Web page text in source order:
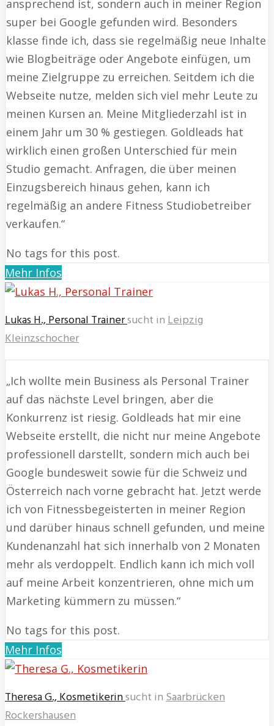
ansprechend ist, sondern auch in meiner Region
super bei Google gefunden wird. Besonders
klasse finde ich, dass sie regelmäßig neue Inhalte
wie Blogbeiträge oder Angebote einfügen, um
meine Zielgruppe zu erreichen. Seitdem ich die
Webseite nutze, melden sich viel mehr Leute zu
meinen Kursen an. Meine Mitgliederzahl ist in
einem Jahr um 30 % gestiegen. Goldleads hat
wirklich einen großen Unterschied für mein
Studio gemacht. Anfragen, die über meinen
Einzugsbereich hinaus gehen, kann ich
regelmäßig an andere Fitness Studiobetreiber
verkaufen.“
No tags for this post.
Mehr Infos
Lukas H., Personal Trainersucht inLeipzig
Kleinzschocher
„Ich wollte mein Business als Personal Trainer
auf das nächste Level bringen, aber die
Konkurrenz ist riesig. Goldleads hat mir eine
Webseite erstellt, die nicht nur meine Angebote
professionell darstellt, sondern mich auch bei
Google bundesweit sowie für die Schweiz und
Österreich nach vorne gebracht hat. Jetzt werde
ich von Fitnessbegeisterten in meiner Region
und darüber hinaus schnell gefunden, und meine
Kundenanzahl hat sich innerhalb von 2 Monaten
mehr als verdoppelt. Endlich kann ich mich voll
auf meine Arbeit konzentrieren, ohne mich um
Marketing kümmern zu müssen.“
No tags for this post.
Mehr Infos
Theresa G., Kosmetikerinsucht inSaarbrücken
Rockershausen